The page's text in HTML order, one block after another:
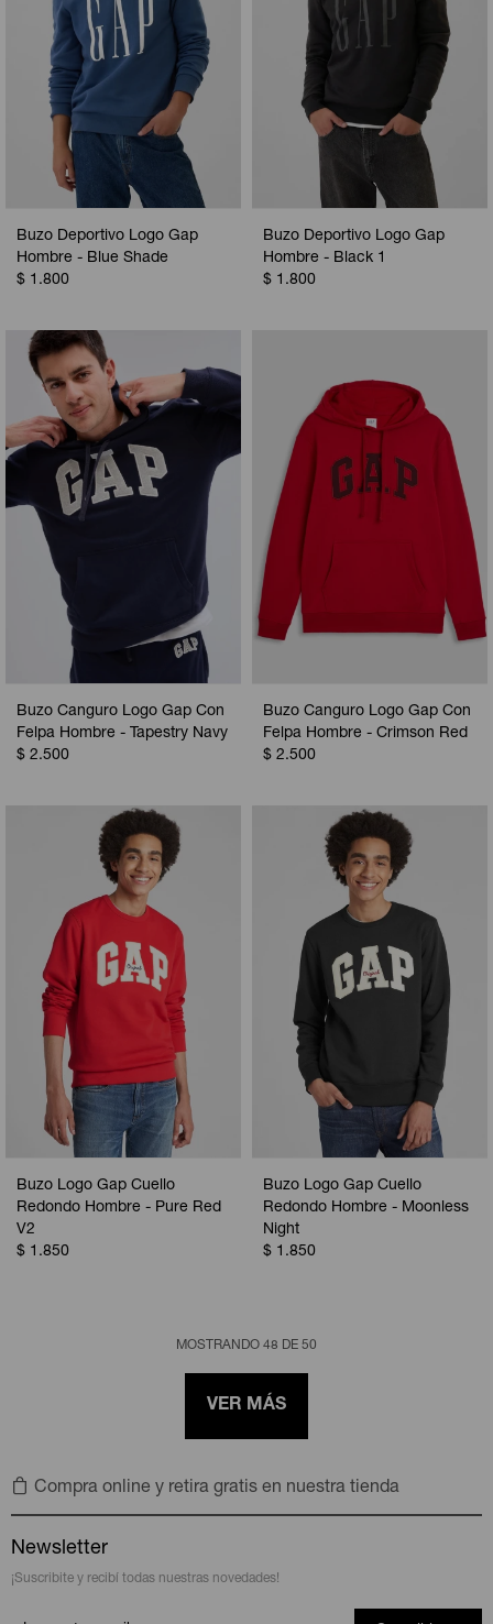
Buzo Deportivo Logo Gap
Hombre - Blue Shade
$ 1.800
Buzo Deportivo Logo Gap
Hombre - Black 1
$ 1.800
Buzo Canguro Logo Gap Con
Felpa Hombre - Tapestry Navy
$ 2.500
Buzo Canguro Logo Gap Con
Felpa Hombre - Crimson Red
$ 2.500
Buzo Logo Gap Cuello
Redondo Hombre - Pure Red
V2
$ 1.850
Buzo Logo Gap Cuello
Redondo Hombre - Moonless
Night
$ 1.850
MOSTRANDO 48 DE 50
VER MÁS
Compra online y retira gratis en nuestra tienda
Newsletter
¡Suscribite y recibí todas nuestras novedades!